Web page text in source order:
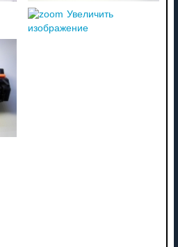
Увеличить
изображение